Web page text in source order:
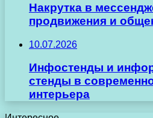
Накрутка в
продвижения и
10.07.2026
Инфостенды и
стенды в
интерьера